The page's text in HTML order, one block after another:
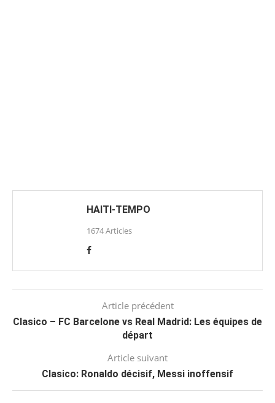
HAITI-TEMPO
1674 Articles
Article précédent
Clasico – FC Barcelone vs Real Madrid: Les équipes de
départ
Article suivant
Clasico: Ronaldo décisif, Messi inoffensif